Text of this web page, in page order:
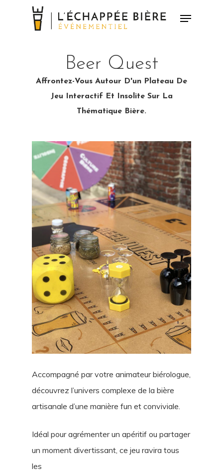
Menu
Beer Quest
Affrontez-Vous Autour D'un Plateau De
Jeu Interactif Et Insolite Sur La
Thématique Bière.
Accompagné par votre animateur biérologue,
découvrez l’univers complexe de la bière
artisanale d’une manière fun et conviviale.
Idéal pour agrémenter un apéritif ou partager
un moment divertissant, ce jeu ravira tous
les